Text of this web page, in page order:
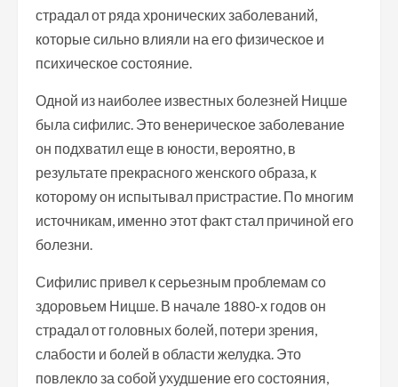
страдал от ряда хронических заболеваний,
которые сильно влияли на его физическое и
психическое состояние.
Одной из наиболее известных болезней Ницше
была сифилис. Это венерическое заболевание
он подхватил еще в юности, вероятно, в
результате прекрасного женского образа, к
которому он испытывал пристрастие. По многим
источникам, именно этот факт стал причиной его
болезни.
Сифилис привел к серьезным проблемам со
здоровьем Ницше. В начале 1880-х годов он
страдал от головных болей, потери зрения,
слабости и болей в области желудка. Это
повлекло за собой ухудшение его состояния,